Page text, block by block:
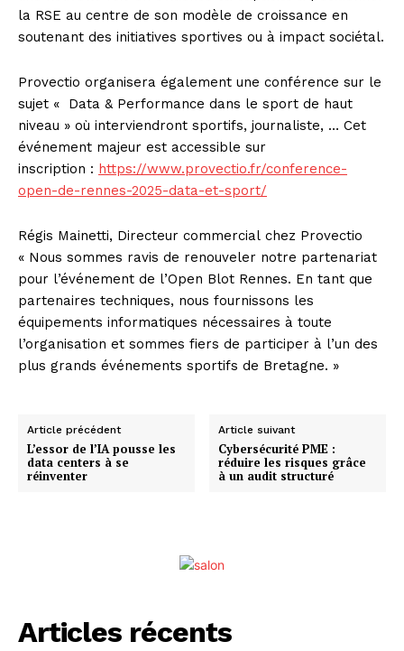
la RSE au centre de son modèle de croissance en
soutenant des initiatives sportives ou à impact sociétal.
Provectio organisera également une conférence sur le
sujet « Data & Performance dans le sport de haut
niveau » où interviendront sportifs, journaliste, … Cet
événement majeur est accessible sur
inscription : https://www.provectio.fr/conference-
open-de-rennes-2025-data-et-sport/
Régis Mainetti, Directeur commercial chez Provectio
« Nous sommes ravis de renouveler notre partenariat
pour l’événement de l’Open Blot Rennes. En tant que
partenaires techniques, nous fournissons les
équipements informatiques nécessaires à toute
l’organisation et sommes fiers de participer à l’un des
plus grands événements sportifs de Bretagne. »
Article précédent
L’essor de l’IA pousse les
data centers à se
réinventer
Article suivant
Cybersécurité PME :
réduire les risques grâce
à un audit structuré
Articles récents